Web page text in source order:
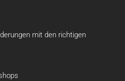
mit den richtigen